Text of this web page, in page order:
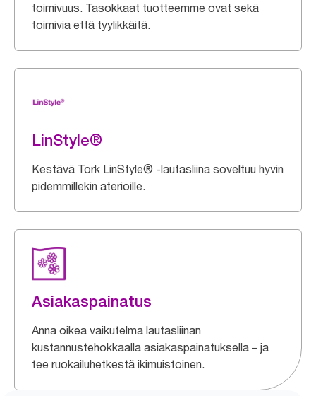
toimivuus. Tasokkaat tuotteemme ovat sekä
toimivia että tyylikkäitä.
LinStyle®
Kestävä Tork LinStyle® -lautasliina soveltuu hyvin
pidemmillekin aterioille.
Asiakaspainatus
Anna oikea vaikutelma lautasliinan
kustannustehokkaalla asiakaspainatuksella – ja
tee ruokailuhetkestä ikimuistoinen.